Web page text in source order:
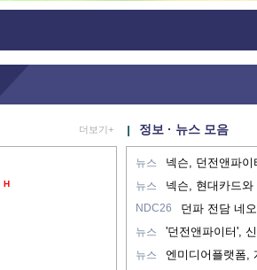
더보기+
H
정보 · 뉴스 모음
뉴스
뉴스
NDC26
뉴스
뉴스